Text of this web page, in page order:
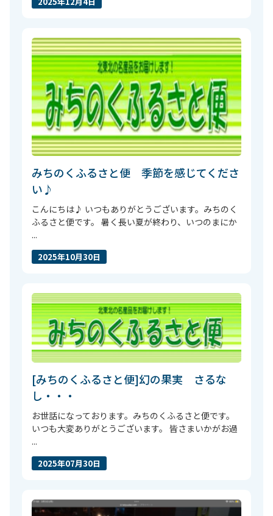
みちのくふるさと便 季節を感じてくださ
い♪
こんにちは♪ いつもありがとうございます。みちのく
ふるさと便です。 暑く長い夏が終わり、いつのまにか
...
2025年10月30日
[みちのくふるさと便]幻の果実 さるな
し・・・
お世話になっております。みちのくふるさと便です。
いつも大変ありがとうございます。 皆さまいかがお過
...
2025年07月30日